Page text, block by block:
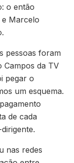
o então
e Marcelo
pessoas foram
Campos da TV
pegar o
um esquema.
de cada
nas redes